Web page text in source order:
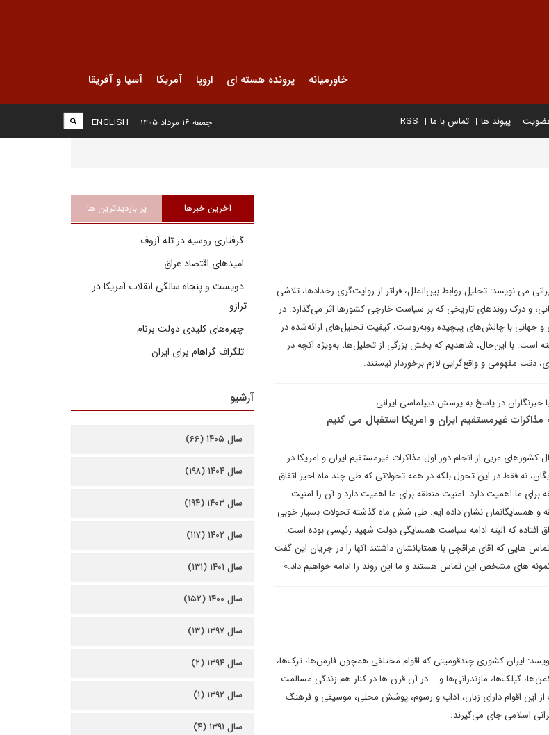
خاورمیانه پرونده هسته ای اروپا آمریکا آسیا و آفریقا
پیوند ها تماس با ما RSS
ENGLISH جمعه ۱۶ مرداد ۱۴۰۵
می نویسد: تحلیل روابط بین‌الملل، فراتر از روایت‌گری رخدادها، تلاشی
و درک روندهای تاریخی که بر سیاست خارجی کشورها اثر می‌گذارد. در
جهانی با چالش‌های پیچیده روبه‌روست، کیفیت تحلیل‌های ارائه‌شده در
است. با این‌حال، شاهدیم که بخش بزرگی از تحلیل‌ها، به‌ویژه آنچه در
دقت مفهومی و واقع‌گرایی لازم برخوردار نیستند.
در پاسخ به پرسش دیپلماسی ایرانی
غیرمستقیم ایران و امریکا استقبال می کنیم
عربی از انجام دور اول مذاکرات غیرمستقیم ایران و امریکا در
نه فقط در این تحول بلکه در همه تحولاتی که طی چند ماه اخیر اتفاق
برای ما اهمیت دارد. امنیت منطقه برای ما اهمیت دارد و آن را امنیت
و همسایگانمان نشان داده ایم. طی شش ماه گذشته تحولات بسیار خوبی
افتاده که البته ادامه سیاست همسایگی دولت شهید رئیسی بوده است.
هایی که آقای عراقچی با همتایانشان داشتند آنها را در جریان این گفت
نمونه های مشخص این تماس هستند و ما این روند را ادامه خواهیم داد.»
ایران کشوری چندقومیتی که اقوام مختلفی همچون فارس‌ها، ترک‌ها،
گیلک‌ها، مازندرانی‌ها و... در آن قرن ها در کنار هم زندگی مسالمت
از این اقوام دارای زبان، آداب و رسوم، پوشش محلی، موسیقی و فرهنگ
اسلامی جای می‌گیرند.
آخرین خبرها پر بازدیدترین ها
گرفتاری روسیه در تله آزوف
امیدهای اقتصاد عراق
دویست و پنجاه سالگی انقلاب آمریکا در
ترازو
چهره‌های کلیدی دولت برنام
تلگراف گراهام برای ایران
آرشیو
سال ۱۴۰۵ (۶۶)
سال ۱۴۰۴ (۱۹۸)
سال ۱۴۰۳ (۱۹۴)
سال ۱۴۰۲ (۱۱۷)
سال ۱۴۰۱ (۱۳۱)
سال ۱۴۰۰ (۱۵۲)
سال ۱۳۹۷ (۱۳)
سال ۱۳۹۴ (۲)
سال ۱۳۹۲ (۱)
سال ۱۳۹۱ (۴)